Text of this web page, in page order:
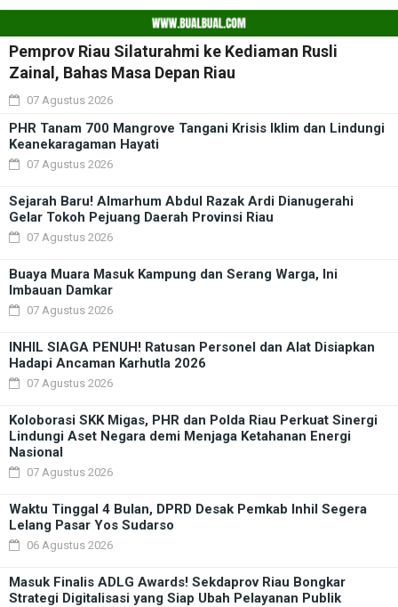
Pemprov Riau Silaturahmi ke Kediaman Rusli
Zainal, Bahas Masa Depan Riau
07 Agustus 2026
PHR Tanam 700 Mangrove Tangani Krisis Iklim dan Lindungi
Keanekaragaman Hayati
07 Agustus 2026
Sejarah Baru! Almarhum Abdul Razak Ardi Dianugerahi
Gelar Tokoh Pejuang Daerah Provinsi Riau
07 Agustus 2026
Buaya Muara Masuk Kampung dan Serang Warga, Ini
Imbauan Damkar
07 Agustus 2026
INHIL SIAGA PENUH! Ratusan Personel dan Alat Disiapkan
Hadapi Ancaman Karhutla 2026
07 Agustus 2026
Koloborasi SKK Migas, PHR dan Polda Riau Perkuat Sinergi
Lindungi Aset Negara demi Menjaga Ketahanan Energi
Nasional
07 Agustus 2026
Waktu Tinggal 4 Bulan, DPRD Desak Pemkab Inhil Segera
Lelang Pasar Yos Sudarso
06 Agustus 2026
Masuk Finalis ADLG Awards! Sekdaprov Riau Bongkar
Strategi Digitalisasi yang Siap Ubah Pelayanan Publik